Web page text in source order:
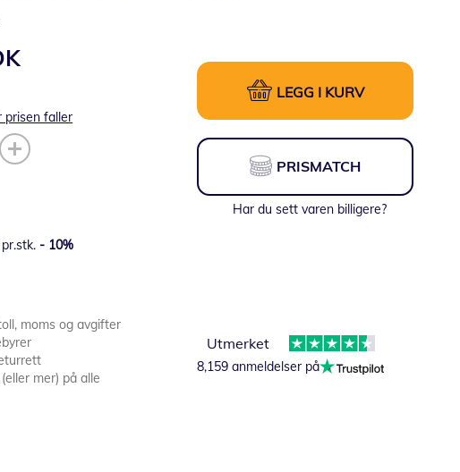
prisen faller
LEGG I KURV
PRISMATCH
Har du sett varen billigere?
pr.stk. - 10%
moms og avgifter
mer) på alle
Utmerket
8,159 anmeldelser på